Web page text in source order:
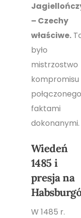
– Czechy
właściwe.
było
mistrzostwo
kompromisu
faktami
dokonanymi.
Wiedeń
1485 i
presja na
W 1485 r.